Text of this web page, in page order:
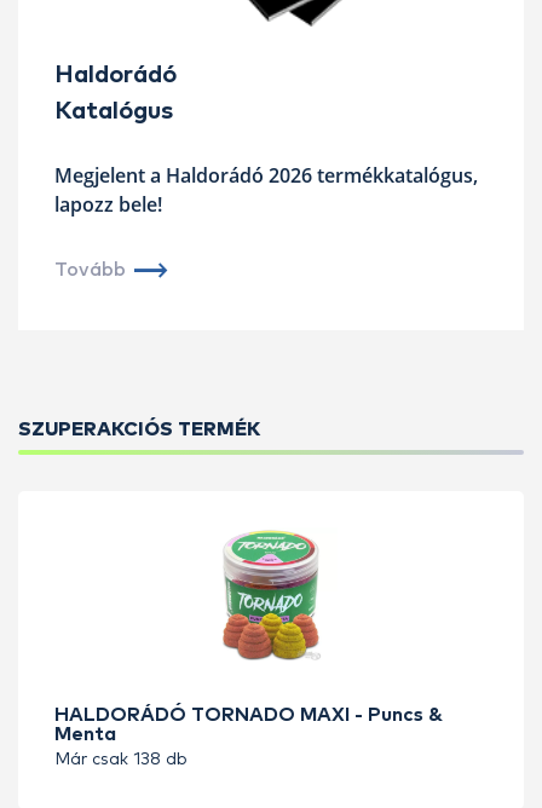
Haldorádó
Katalógus
Megjelent a Haldorádó 2026 termékkatalógus,
lapozz bele!
Tovább
SZUPERAKCIÓS TERMÉK
HALDORÁDÓ TORNADO MAXI - Puncs &
Menta
Már csak 138 db